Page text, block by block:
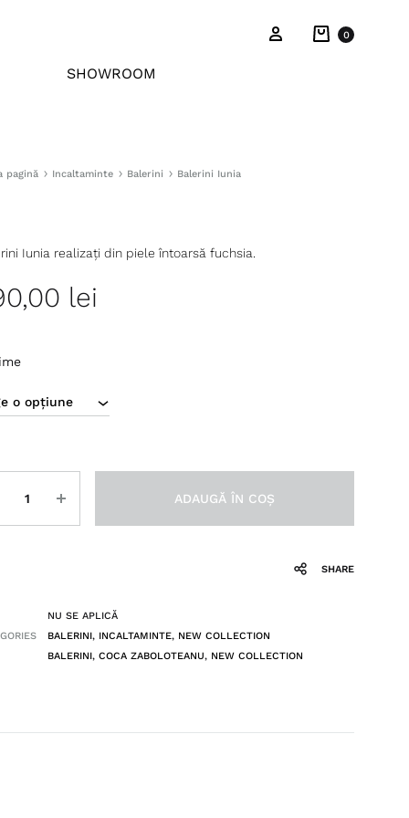
Sign in Cart
0
SHOWROOM
pagină Incaltaminte Balerini Balerini Iunia
Iunia realizați din piele întoarsă fuchsia.
lei
ADAUGĂ ÎN COȘ
SHARE
NU SE APLICĂ
BALERINI, INCALTAMINTE, NEW COLLECTION
BALERINI, COCA ZABOLOTEANU, NEW COLLECTION